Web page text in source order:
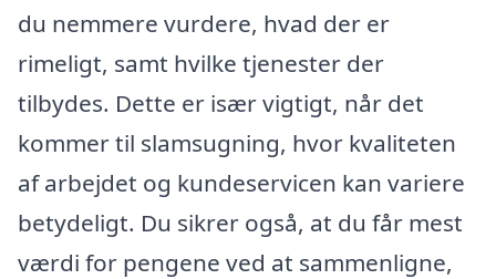
du nemmere vurdere, hvad der er
rimeligt, samt hvilke tjenester der
tilbydes. Dette er især vigtigt, når det
kommer til slamsugning, hvor kvaliteten
af arbejdet og kundeservicen kan variere
betydeligt. Du sikrer også, at du får mest
værdi for pengene ved at sammenligne,